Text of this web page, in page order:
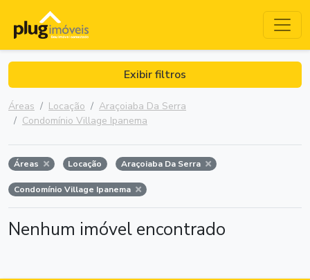
Exibir filtros
Áreas Locação
Araçoiaba Da Serra
Condomínio Village Ipanema
Áreas Locação Araçoiaba Da Serra
Condomínio Village Ipanema
Nenhum imóvel encontrado